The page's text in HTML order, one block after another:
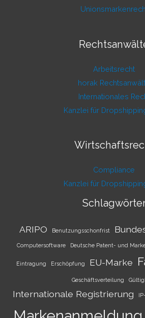
Arbeitsrecht
horak
Internationales
Kanzlei für
Compliance
Kanzlei für
ARIPO Benutzungsschonfrist
Computersoftware Deutsche Patent- und
Eintragung Erschöpfung EU-Marke
Geschäftsverteilung
Internationale Registrierung